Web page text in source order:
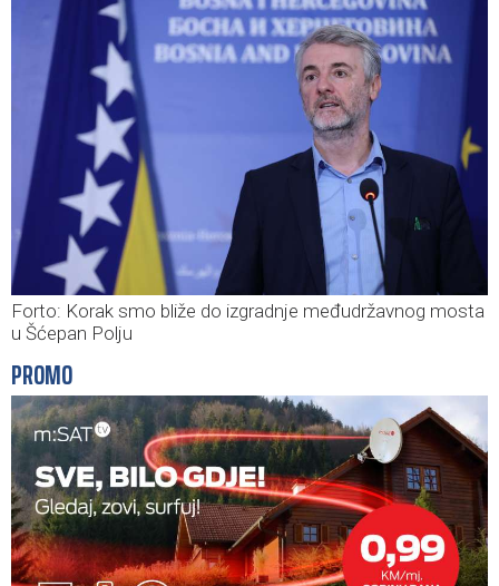
Forto: Korak smo bliže do izgradnje međudržavnog mosta
u Šćepan Polju
PROMO